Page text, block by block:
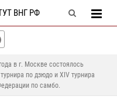
ВНГ РФ
в г. Москве состоялось
по дзюдо и ХIV турнира
по самбо.